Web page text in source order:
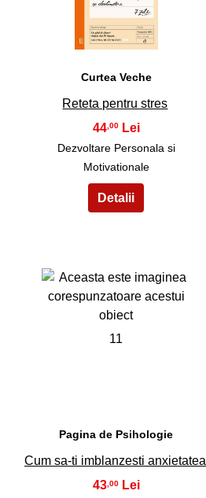
Curtea Veche
Reteta pentru stres
44,00
Dezvoltare Personala si
Motivationale
11
Pagina de Psihologie
Cum sa-ti imblanzesti anxietatea
43 ,00